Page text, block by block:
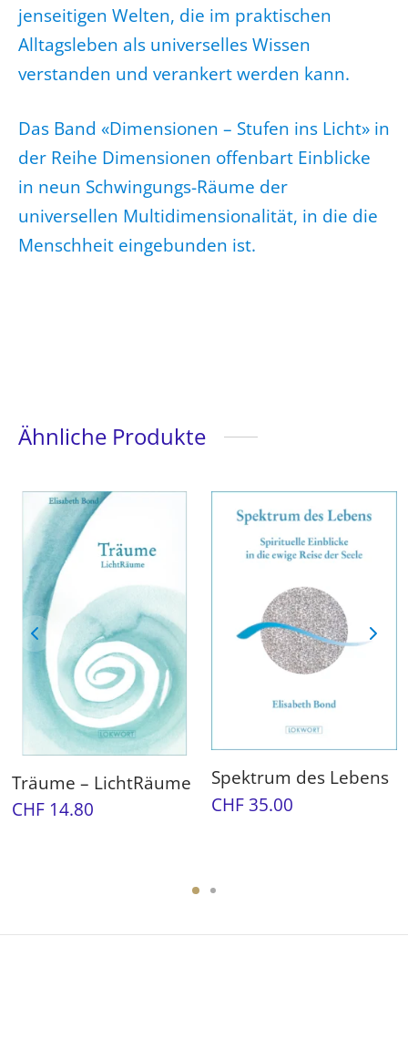
jenseitigen Welten, die im praktischen
Alltagsleben als universelles Wissen
verstanden und verankert werden kann.
Das Band «Dimensionen – Stufen ins Licht» in
der Reihe Dimensionen offenbart Einblicke
in neun Schwingungs-Räume der
universellen Multidimensionalität, in die die
Menschheit eingebunden ist.
Ähnliche Produkte
Träume – LichtRäume
CHF14.80
Spektrum des Lebens
CHF35.00